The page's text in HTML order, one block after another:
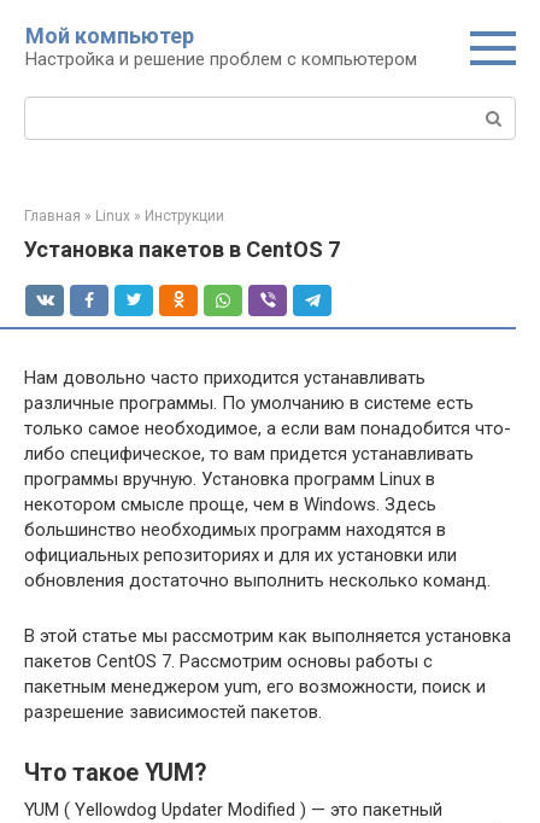
контенту
Мой компьютер
Настройка и решение проблем с компьютером
Поиск:
Главная » Linux » Инструкции
Установка пакетов в CentOS 7
Нам довольно часто приходится устанавливать
различные программы. По умолчанию в системе есть
только самое необходимое, а если вам понадобится что-
либо специфическое, то вам придется устанавливать
программы вручную. Установка программ Linux в
некотором смысле проще, чем в Windows. Здесь
большинство необходимых программ находятся в
официальных репозиториях и для их установки или
обновления достаточно выполнить несколько команд.
В этой статье мы рассмотрим как выполняется установка
пакетов CentOS 7. Рассмотрим основы работы с
пакетным менеджером yum, его возможности, поиск и
разрешение зависимостей пакетов.
Что такое YUM?
YUM ( Yellowdog Updater Modified ) — это пакетный